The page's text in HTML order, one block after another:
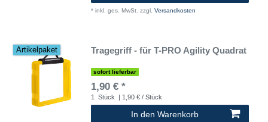
* inkl. ges. MwSt. zzgl. Versandkosten
Artikelpaket Tragegriff - für T-PRO Agility Quadrat
sofort lieferbar
1,90 € *
1 Stück | 1,90 € / Stück
In den Warenkorb